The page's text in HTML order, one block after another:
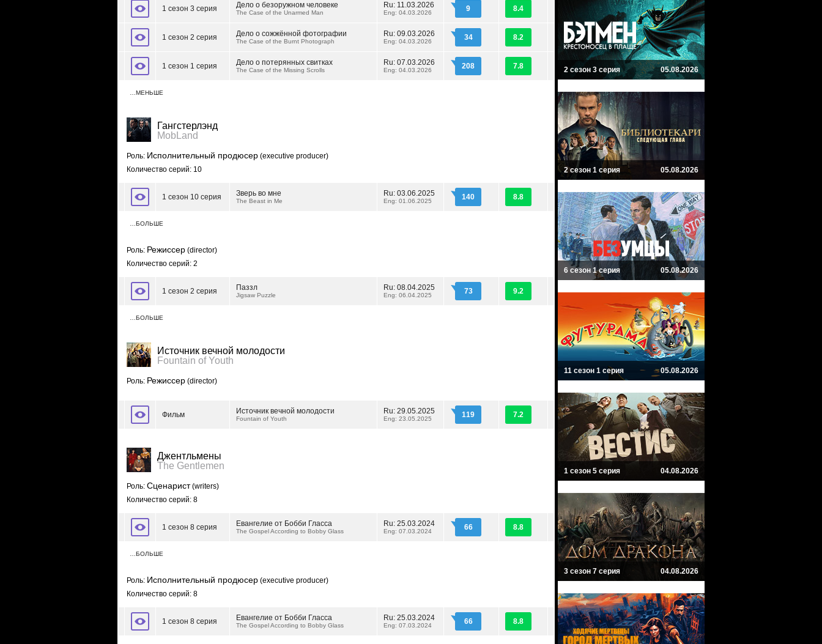
1 сезон 3 серия Дело о безоружном человеке
The Case of the Unarmed Man
Ru: 11.03.2026
Eng: 04.03.2026 9 8.4
1 сезон 2 серия Дело о сожжённой фотографии
The Case of the Burnt Photograph
Ru: 09.03.2026
Eng: 04.03.2026 34 8.2
1 сезон 1 серия Дело о потерянных свитках
The Case of the Missing Scrolls
Ru: 07.03.2026
Eng: 04.03.2026 208 7.8
…МЕНЬШЕ
Гангстерлэнд
MobLand
Роль: Исполнительный продюсер (executive producer)
Количество серий: 10
1 сезон 10 серия Зверь во мне
The Beast in Me
Ru: 03.06.2025
Eng: 01.06.2025 140 8.8
…БОЛЬШЕ
Роль: Режиссер (director)
Количество серий: 2
1 сезон 2 серия Паззл
Jigsaw Puzzle
Ru: 08.04.2025
Eng: 06.04.2025 73 9.2
…БОЛЬШЕ
Источник вечной молодости
Fountain of Youth
Роль: Режиссер (director)
Фильм Источник вечной молодости
Fountain of Youth
Ru: 29.05.2025
Eng: 23.05.2025 119 7.2
Джентльмены
The Gentlemen
Роль: Сценарист(writers)
Количество серий: 8
1 сезон 8 серия Евангелие от Бобби Гласса
The Gospel According to Bobby Glass
Ru: 25.03.2024
Eng: 07.03.2024 66 8.8
…БОЛЬШЕ
Роль: Исполнительный продюсер (executive producer)
Количество серий: 8
1 сезон 8 серия Евангелие от Бобби Гласса
The Gospel According to Bobby Glass
Ru: 25.03.2024
Eng: 07.03.2024 66 8.8
2 сезон 3 серия 05.08.2026
2 сезон 1 серия 05.08.2026
6 сезон 1 серия 05.08.2026
11 сезон 1 серия 05.08.2026
1 сезон 5 серия 04.08.2026
3 сезон 7 серия 04.08.2026